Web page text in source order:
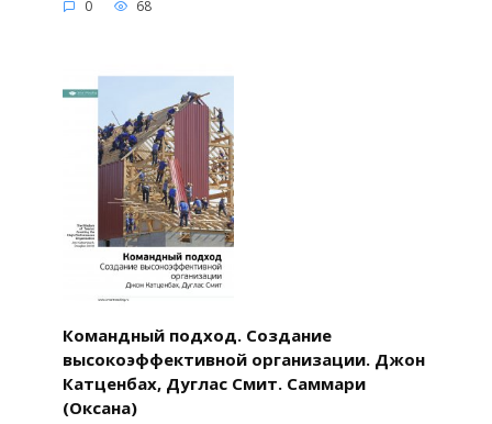
0 68
Командный подход. Создание
высокоэффективной организации. Джон
Катценбах, Дуглас Смит. Саммари
(Оксана)